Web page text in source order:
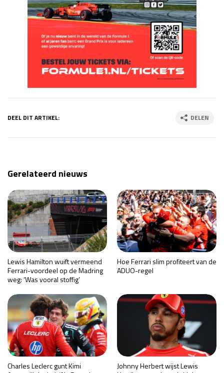
DEEL DIT ARTIKEL: DELEN
Gerelateerd nieuws
Lewis Hamilton wuift vermeend
Ferrari-voordeel op de Madring
weg: ‘Was vooral stoffig’
Hoe Ferrari slim profiteert van de
ADUO-regel
Charles Leclerc gunt Kimi
Johnny Herbert wijst Lewis